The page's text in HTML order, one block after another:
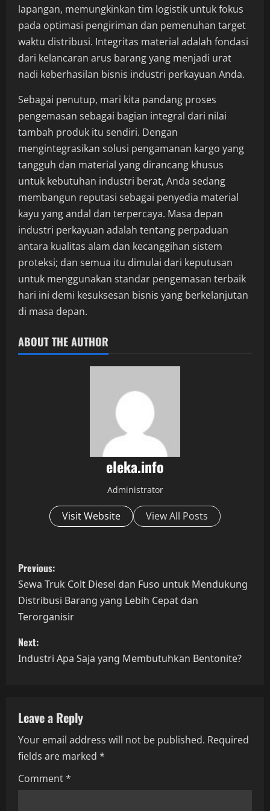
lapangan, memungkinkan tim logistik untuk fokus
pada optimasi pengiriman dan pemenuhan target
waktu distribusi. Integritas material adalah fondasi
dari kelancaran arus barang yang menjadi urat
nadi keberhasilan bisnis industri perkayuan Anda.
Sebagai penutup, mari kita pandang proses
pengemasan sebagai bagian integral dari nilai
tambah produk itu sendiri. Dengan
mengintegrasikan solusi pengamanan kargo yang
tangguh dan material yang dirancang khusus
untuk kebutuhan industri berat, Anda sedang
membangun reputasi sebagai penyedia material
kayu yang andal dan terpercaya. Masa depan
industri perkayuan adalah tentang perpaduan
antara kualitas alam dan kecanggihan sistem
proteksi; dan semua itu dimulai dari keputusan
untuk menggunakan standar pengemasan terbaik
hari ini demi kesuksesan bisnis yang berkelanjutan
di masa depan.
ABOUT THE AUTHOR
eleka.info
Administrator
Visit Website View All Posts
P
o
s
t
n
v
i
g
a
Previous:
Sewa Truk Colt Diesel dan Fuso untuk Mendukung
Distribusi Barang yang Lebih Cepat dan
Terorganisir
Next:
Industri Apa Saja yang Membutuhkan Bentonite?
Leave a Reply
Your email address will not be published. Required
fields are marked *
Comment*